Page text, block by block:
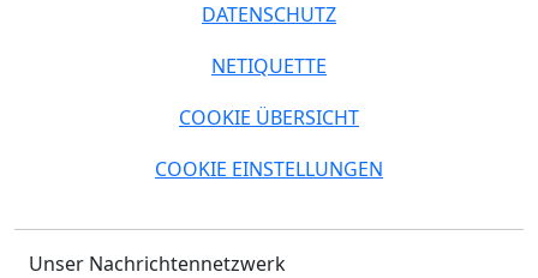
DATENSCHUTZ
NETIQUETTE
COOKIE ÜBERSICHT
COOKIE EINSTELLUNGEN
Unser Nachrichtennetzwerk